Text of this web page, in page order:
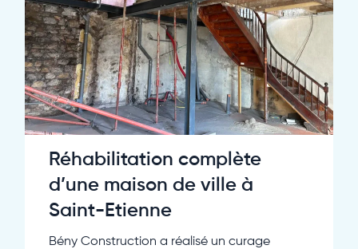
Réhabilitation complète
d’une maison de ville à
Saint-Etienne
Bény Construction a réalisé un curage